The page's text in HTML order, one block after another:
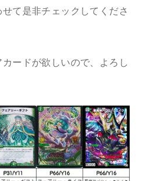
て是非チェックしてくださ
ードが欲しいので、よろし